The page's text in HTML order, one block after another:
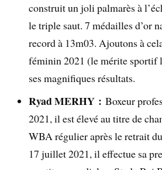
construit un joli palmarès à
le triple saut. 7 médailles d’or
record à 13m03. Ajoutons à
féminin 2021 (le mérite sportif
ses magnifiques résultats.
Ryad MERHY :Boxeur
2021, il est élevé au titre de
WBA régulier après le retrait
17 juillet 2021, il effectue sa